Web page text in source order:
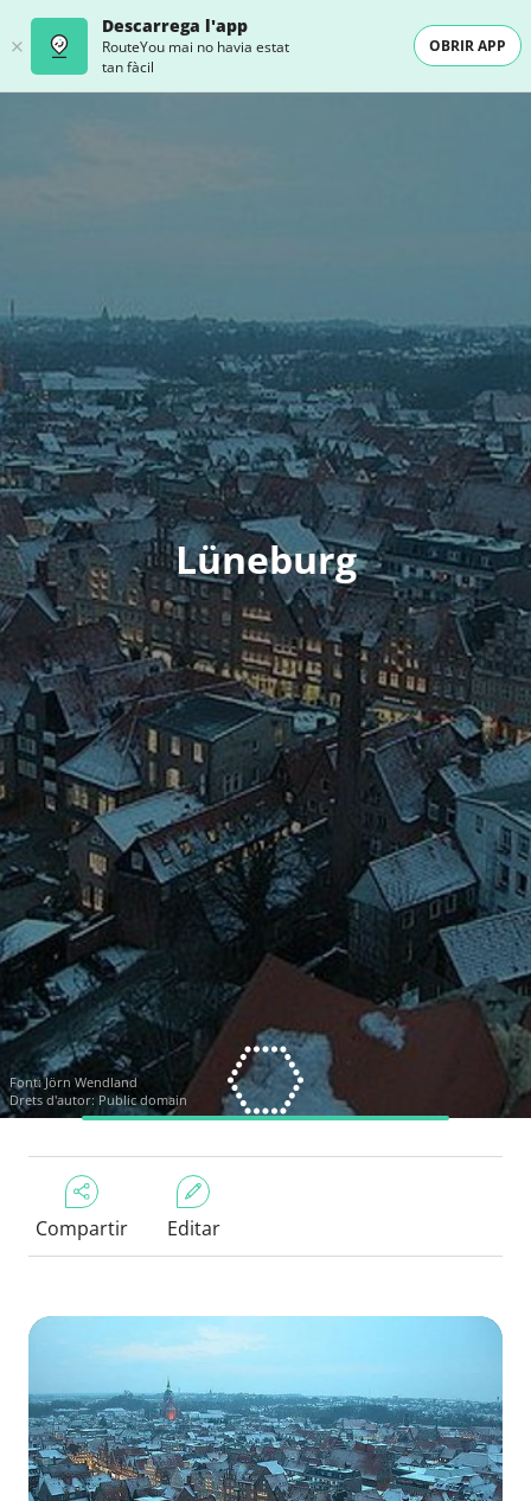
Descarrega l'app
RouteYou mai no havia estat
tan fàcil
OBRIR APP
Lüneburg
Font:Jörn Wendland
Drets d'autor: Public domain
Compartir Editar